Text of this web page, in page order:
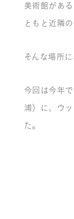
美術館があ
ともと近隣
そんな場所
今回は今年
浦）に、ウ
た。